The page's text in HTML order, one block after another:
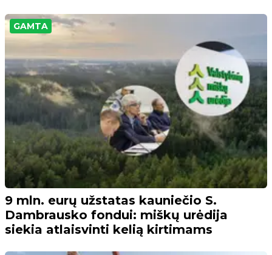
GAMTA
9 mln. eurų užstatas kauniečio S.
Dambrausko fondui: miškų urėdija
siekia atlaisvinti kelią kirtimams